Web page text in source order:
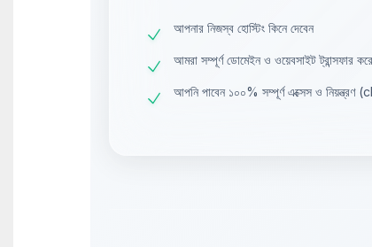
আপনার নিজস্ব হোস্টিং কিনে দেবেন
আমরা সম্পূর্ণ ডোমেইন ও ওয়েবসাইট ট্রান্সফার
আপনি পাবেন ১০০% সম্পূর্ণ এক্সেস ও